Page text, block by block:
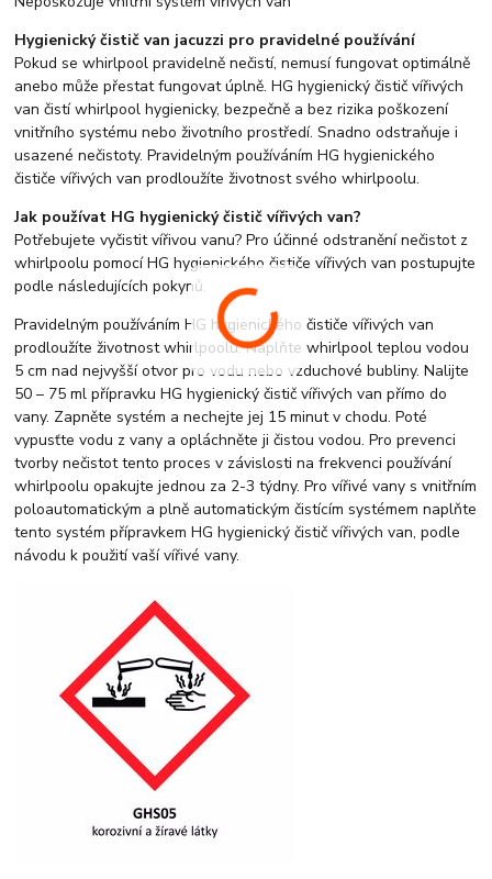
Hygienický čistič van jacuzzi pro pravidelné používání
Pokud se whirlpool pravidelně nečistí, nemusí fungovat optimálně
anebo může přestat fungovat úplně. HG hygienický čistič vířivých
van čistí whirlpool hygienicky, bezpečně a bez rizika poškození
vnitřního systému nebo životního prostředí. Snadno odstraňuje i
usazené nečistoty. Pravidelným používáním HG hygienického
čističe vířivých van prodloužíte životnost svého whirlpoolu.
Jak používat HG hygienický čistič vířivých van?
Potřebujete vyčistit vířivou vanu? Pro účinné odstranění nečistot z
whirlpoolu pomocí HG hygienického čističe vířivých van postupujte
podle následujících pokynů.
Pravidelným používáním HG hygienického čističe vířivých van
prodloužíte životnost whirlpoolu. Naplňte whirlpool teplou vodou
5 cm nad nejvyšší otvor pro vodu nebo vzduchové bubliny. Nalijte
50 – 75 ml přípravku HG hygienický čistič vířivých van přímo do
vany. Zapněte systém a nechejte jej 15 minut v chodu. Poté
vypusťte vodu z vany a opláchněte ji čistou vodou. Pro prevenci
tvorby nečistot tento proces v závislosti na frekvenci používání
whirlpoolu opakujte jednou za 2-3 týdny. Pro vířivé vany s vnitřním
poloautomatickým a plně automatickým čistícím systémem naplňte
tento systém přípravkem HG hygienický čistič vířivých van, podle
návodu k použití vaší vířivé vany.